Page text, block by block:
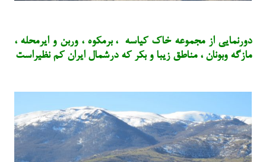
دورنمایی از مجموعه خاک کیاسه ، برمکوه ، وربن و ایرمحله ،
مازگه وبونان ، مناطق زیبا و بکر که درشمال ایران کم نظیراست